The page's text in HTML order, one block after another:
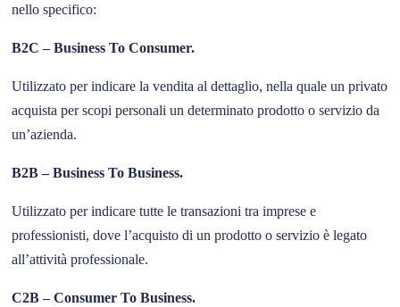
nello specifico:
B2C – Business To Consumer.
Utilizzato per indicare la vendita al dettaglio, nella quale un privato
acquista per scopi personali un determinato prodotto o servizio da
un’azienda.
B2B – Business To Business.
Utilizzato per indicare tutte le transazioni tra imprese e
professionisti, dove l’acquisto di un prodotto o servizio è legato
all’attività professionale.
C2B – Consumer To Business.